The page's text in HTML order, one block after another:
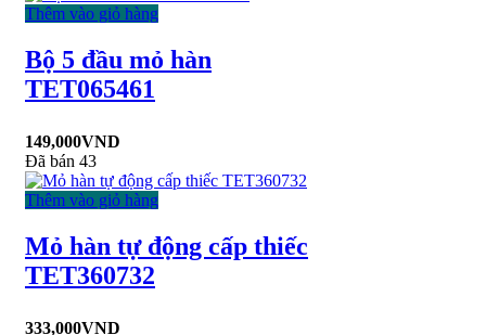
Thêm vào giỏ hàng
Bộ 5 đầu mỏ hàn
TET065461
149,000VND
Đã bán 43
Thêm vào giỏ hàng
Mỏ hàn tự động cấp thiếc
TET360732
333,000VND